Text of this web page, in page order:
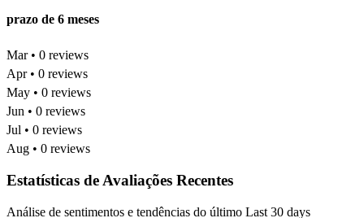
prazo de 6 meses
Mar • 0 reviews
Apr • 0 reviews
May • 0 reviews
Jun • 0 reviews
Jul • 0 reviews
Aug • 0 reviews
Estatísticas de Avaliações Recentes
Análise de sentimentos e tendências do último Last 30 days